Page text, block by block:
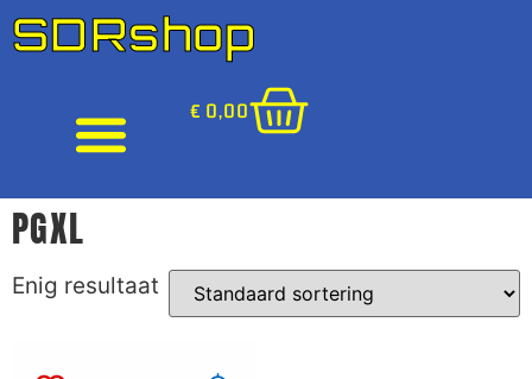
SDRshop
€ 0,00
PGXL
Enig resultaat